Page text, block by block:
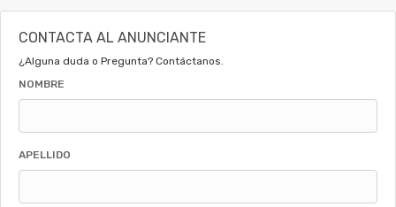
CONTACTA AL ANUNCIANTE
¿Alguna duda o Pregunta? Contáctanos.
NOMBRE
APELLIDO